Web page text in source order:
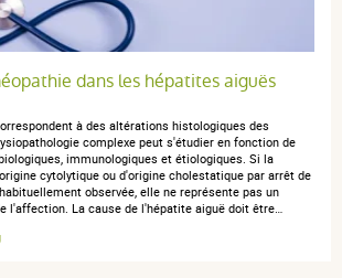
le 23 juin 2021 suite à une commande du 11
dans les hépatites aiguës
à des altérations histologiques des
complexe peut s'étudier en fonction de
immunologiques et étiologiques. Si la
cytolytique ou d'origine cholestatique par arrêt de
observée, elle ne représente pas un
l'affection. La cause de l'hépatite aiguë doit être…